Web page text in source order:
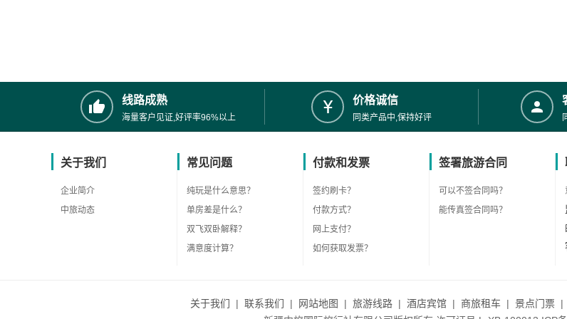
线路成熟
海量客户见证,好评率96%以上
价格诚信
同类产品中,保持好评
关于我们
企业简介
中旅动态
常见问题
纯玩是什么意思？
单房差是什么？
双飞双卧解释？
满意度计算？
付款和发票
签约刷卡？
付款方式？
网上支付？
如何获取发票？
签署旅游合同
可以不签合同吗？
能传真签合同吗？
关于我们 | 联系我们 | 网站地图 | 旅游线路 | 酒店宾馆 | 商旅租车 | 景点门票 |